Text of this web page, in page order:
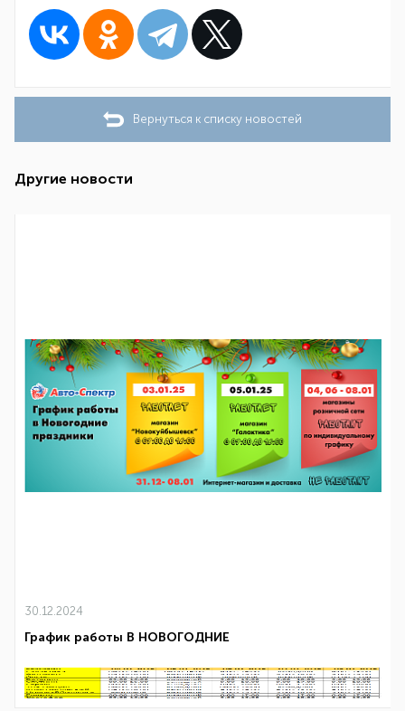
Вернуться к списку новостей
Другие новости
30.12.2024
График работы В НОВОГОДНИЕ